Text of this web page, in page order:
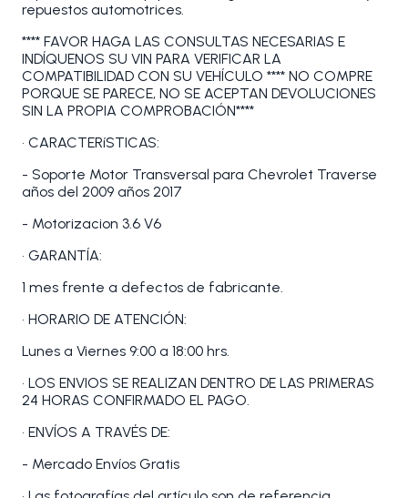
repuestos automotrices.
**** FAVOR HAGA LAS CONSULTAS NECESARIAS E
INDÍQUENOS SU VIN PARA VERIFICAR LA
COMPATIBILIDAD CON SU VEHÍCULO **** NO COMPRE
PORQUE SE PARECE, NO SE ACEPTAN DEVOLUCIONES
SIN LA PROPIA COMPROBACIÓN****
• CARACTERíSTICAS:
- Soporte Motor Transversal para Chevrolet Traverse
años del 2009 años 2017
- Motorizacion 3.6 V6
• GARANTÍA:
1 mes frente a defectos de fabricante.
• HORARIO DE ATENCIÓN:
Lunes a Viernes 9:00 a 18:00 hrs.
• LOS ENVIOS SE REALIZAN DENTRO DE LAS PRIMERAS
24 HORAS CONFIRMADO EL PAGO.
• ENVÍOS A TRAVÉS DE:
- Mercado Envíos Gratis